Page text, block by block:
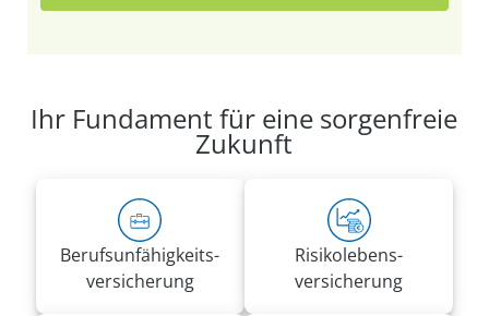
Ihr Fundament für eine sorgenfreie
Zukunft
Berufs­unfähigkeits­
versicherung
Risiko­lebens­
versicherung